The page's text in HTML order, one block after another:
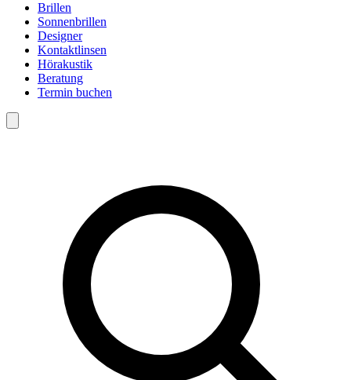
Brillen
Sonnenbrillen
Designer
Kontaktlinsen
Hörakustik
Beratung
Termin buchen